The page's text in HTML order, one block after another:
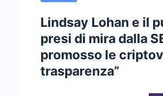
Lindsay Lohan e il
presi di mira dalla
promosso le
trasparenza”